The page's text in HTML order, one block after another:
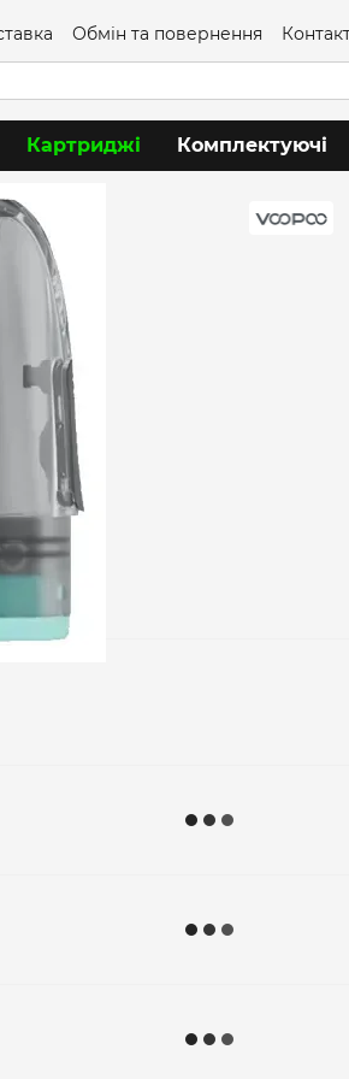
Обмін та повернення
Картриджі Комплектуючі